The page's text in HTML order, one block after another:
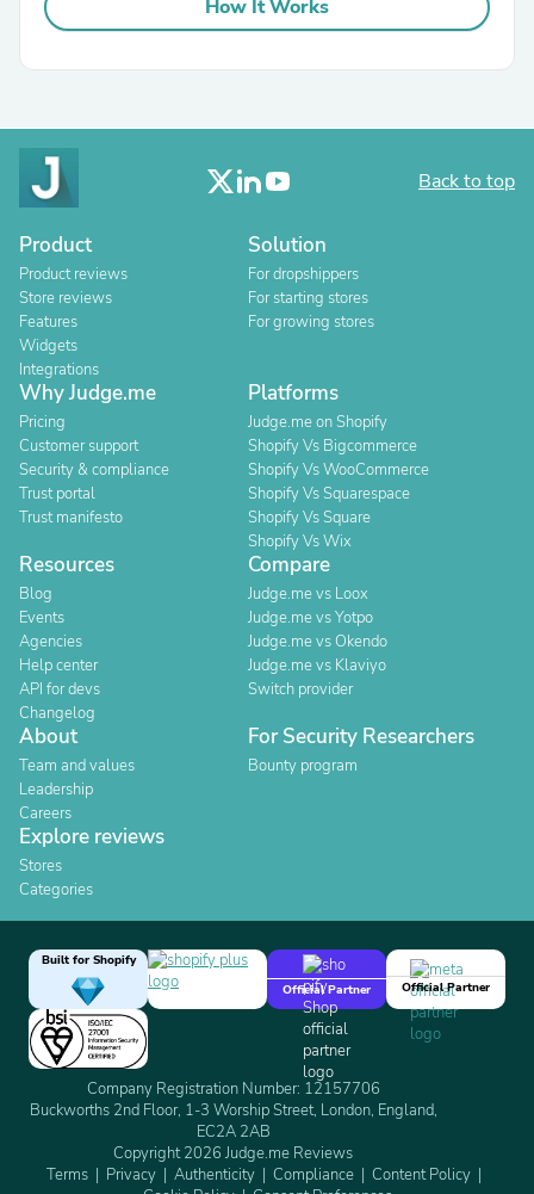
How It Works
Back to top
Product
Product reviews
Store reviews
Features
Widgets
Integrations
Solution
For dropshippers
For starting stores
For growing stores
Why Judge.me
Pricing
Customer support
Security & compliance
Trust portal
Trust manifesto
Platforms
Judge.me on Shopify
Shopify Vs Bigcommerce
Shopify Vs WooCommerce
Shopify Vs Squarespace
Shopify Vs Square
Shopify Vs Wix
Resources
Blog
Events
Agencies
Help center
API for devs
Changelog
Compare
Judge.me vs Loox
Judge.me vs Yotpo
Judge.me vs Okendo
Judge.me vs Klaviyo
Switch provider
About
Team and values
Leadership
Careers
For Security Researchers
Bounty program
Explore reviews
Stores
Categories
Built for Shopify
Official Partner
Official Partner
Company Registration Number: 12157706
Buckworths 2nd Floor, 1-3 Worship Street, London, England,
EC2A 2AB
Copyright 2026 Judge.me Reviews
Terms
Privacy Authenticity Compliance
Content Policy